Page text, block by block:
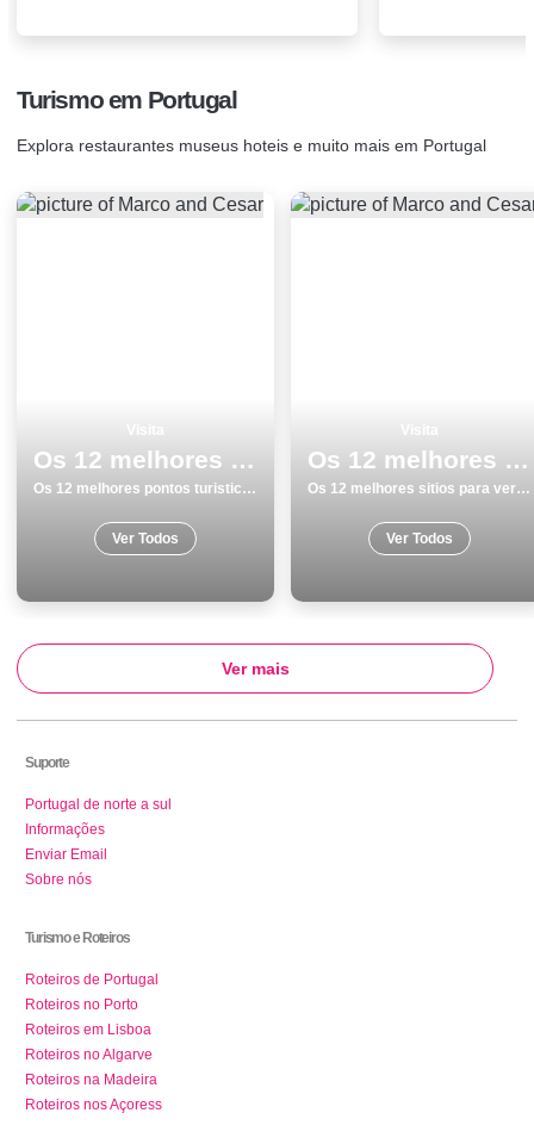
Turismo em Portugal
Explora restaurantes museus hoteis e muito mais em Portugal
Os 12 melhores pontos turisticos para visitar em Elvas
Os 12 melhores pontos turisticos para visitar em Elvas
Ver Todos
Os 12 melhores sitios para ver e visitar em Leiria
Os 12 melhores sitios para ver e visitar em Leiria
Ver Todos
Ver mais
Suporte
Portugal de norte a sul
Informações
Enviar Email
Sobre nós
Turismo e Roteiros
Roteiros de Portugal
Roteiros no Porto
Roteiros em Lisboa
Roteiros no Algarve
Roteiros na Madeira
Roteiros nos Açoress